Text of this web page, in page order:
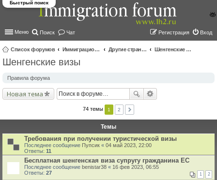
Меню Поиск Чат Вход
Регистрация
Список форумов Иммиграционные форумы | Immigration forums Другие страны и вопросы Шенгена
Шенгенские визы
Быстрый поиск
Шенгенские визы
Правила форума
Новая тема
74 темы 1 2
Темы
Требования при получении туристической визы
Последнее сообщение Пупсик « 04 май 2023, 22:00
Ответы: 11
Бесплатная шенгенская виза супругу гражданина ЕС
Последнее сообщение benistar38 « 16 фев 2023, 06:55
Ответы: 27 1 2